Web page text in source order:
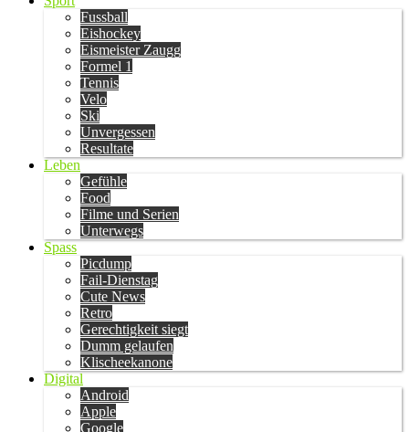
Fussball
Eishockey
Eismeister Zaugg
Formel 1
Tennis
Velo
Ski
Unvergessen
Resultate
Leben
Gefühle
Food
Filme und Serien
Unterwegs
Spass
Picdump
Fail-Dienstag
Cute News
Retro
Gerechtigkeit siegt
Dumm gelaufen
Klischeekanone
Digital
Android
Apple
Google